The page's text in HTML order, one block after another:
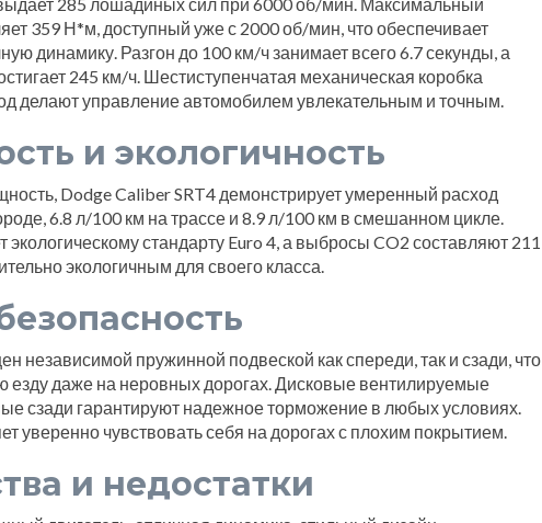
359 Н*м, доступный уже с 2000 об/мин, что обеспечивает
динамику. Разгон до 100 км/ч занимает всего 6.7 секунды, а
245 км/ч. Шестиступенчатая механическая коробка
делают управление автомобилем увлекательным и точным.
и экологичность
Dodge Caliber SRT4 демонстрирует умеренный расход
6.8 л/100 км на трассе и 8.9 л/100 км в смешанном цикле.
экологическому стандарту Euro 4, а выбросы CO2 составляют 211
экологичным для своего класса.
независимой пружинной подвеской как спереди, так и сзади, что
езду даже на неровных дорогах. Дисковые вентилируемые
сзади гарантируют надежное торможение в любых условиях.
уверенно чувствовать себя на дорогах с плохим покрытием.
и недостатки